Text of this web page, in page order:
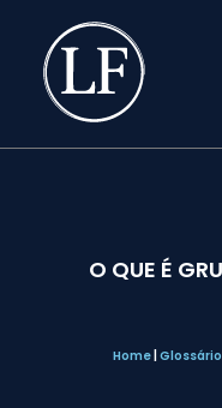
O QUE É
Home| Glossário